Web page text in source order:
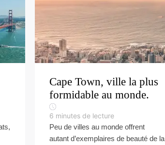
Cape Town, ville la plus
formidable au monde.
6 minutes de lecture
Peu de villes au monde offrent
autant d’exemplaires de beauté de la